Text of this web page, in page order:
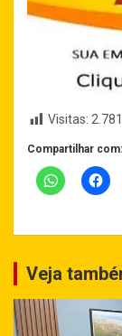
Visitas: 2.781
Compartilhar com:
Veja